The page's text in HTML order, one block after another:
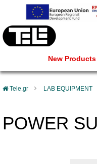
New Products
Tele.gr LAB EQUIPMENT
POWER